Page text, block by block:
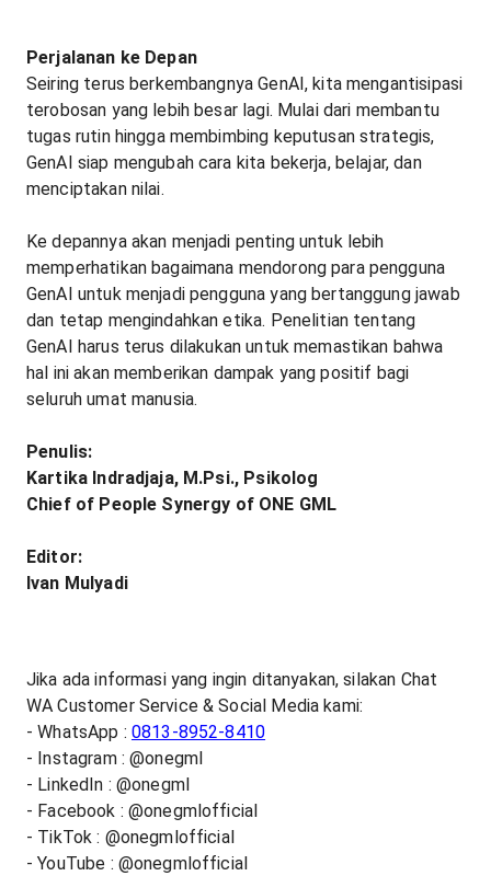
Perjalanan ke Depan
Seiring terus berkembangnya GenAI, kita mengantisipasi
terobosan yang lebih besar lagi. Mulai dari membantu
tugas rutin hingga membimbing keputusan strategis,
GenAI siap mengubah cara kita bekerja, belajar, dan
menciptakan nilai.
Ke depannya akan menjadi penting untuk lebih
memperhatikan bagaimana mendorong para pengguna
GenAI untuk menjadi pengguna yang bertanggung jawab
dan tetap mengindahkan etika. Penelitian tentang
GenAI harus terus dilakukan untuk memastikan bahwa
hal ini akan memberikan dampak yang positif bagi
seluruh umat manusia.
Penulis:
Kartika Indradjaja, M.Psi., Psikolog
Chief of People Synergy of ONE GML
Editor:
Ivan Mulyadi
Jika ada informasi yang ingin ditanyakan, silakan Chat
WA Customer Service & Social Media kami:
- WhatsApp : 0813-8952-8410
- Instagram : @onegml
- LinkedIn : @onegml
- Facebook : @onegmlofficial
- TikTok : @onegmlofficial
- YouTube : @onegmlofficial